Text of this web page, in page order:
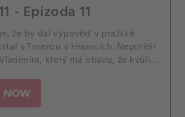
- Epizoda 11
že by dal výpověď v pražské
s Terezou v Hranicích. Nepotěší
který má obavu, že kvůli
NOW